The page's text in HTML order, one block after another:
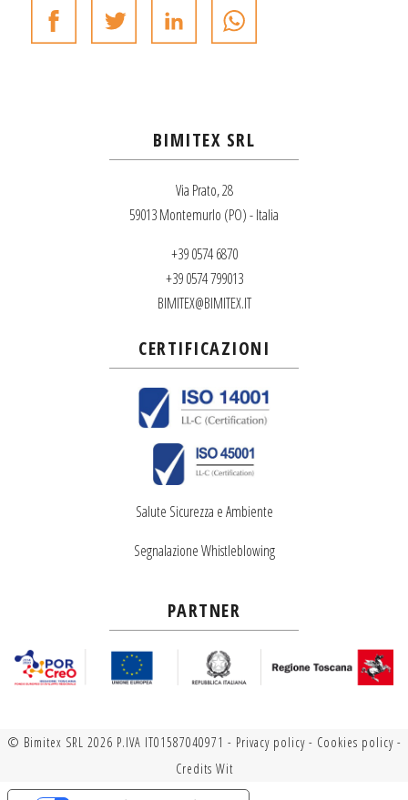
BIMITEX SRL
Via Prato, 28
59013 Montemurlo (PO) - Italia
+39 0574 6870
+39 0574 799013
BIMITEX@BIMITEX.IT
CERTIFICAZIONI
Salute Sicurezza e Ambiente
Segnalazione Whistleblowing
PARTNER
© Bimitex SRL 2026 P.IVA IT01587040971 - Privacy policy- Cookies policy-
Credits Wit